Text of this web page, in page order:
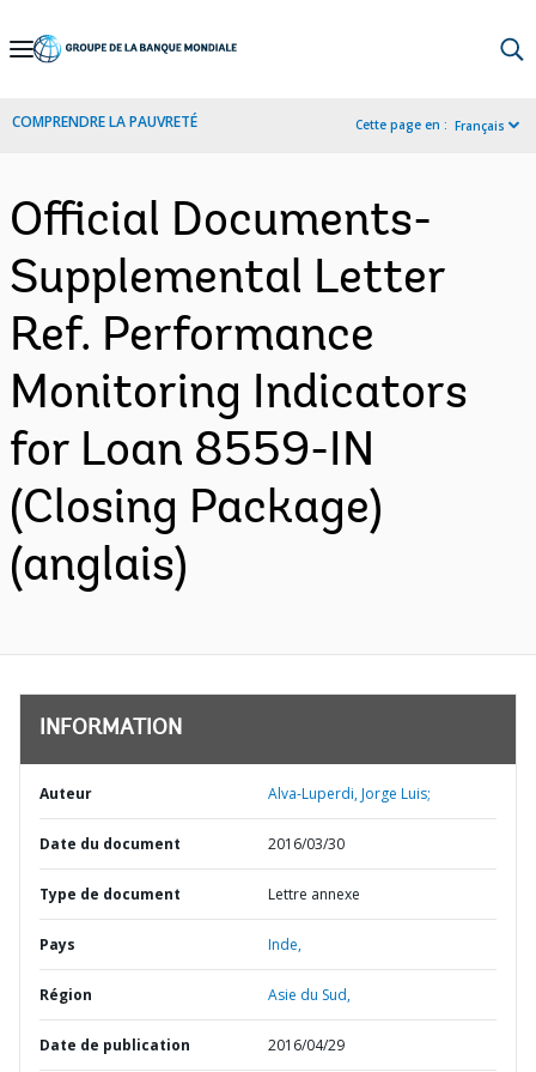
Skip
Navigation
COMPRENDRE LA PAUVRETÉ Cette page en : Français
Official Documents-
Supplemental Letter
Ref. Performance
Monitoring Indicators
for Loan 8559-IN
(Closing Package)
(anglais)
INFORMATION
Auteur Alva-Luperdi, Jorge Luis;
Date du document 2016/03/30
Type de document Lettre annexe
Pays Inde,
Région Asie du Sud,
Date de publication 2016/04/29